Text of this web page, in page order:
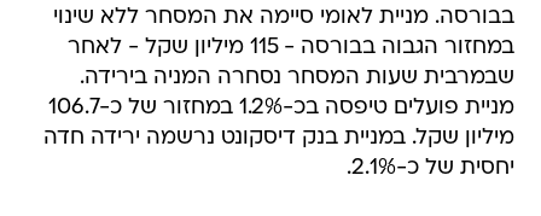
בבורסה. מניית לאומי סיימה את המסחר ללא שינוי
במחזור הגבוה בבורסה - 115 מיליון שקל - לאחר
שבמרבית שעות המסחר נסחרה המניה בירידה.
מניית פועלים טיפסה בכ-1.2% במחזור של כ-106.7
מיליון שקל. במניית בנק דיסקונט נרשמה ירידה חדה
יחסית של כ-2.1%.